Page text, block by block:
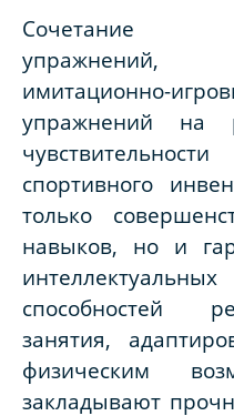
Сочетание
упражнений,
имитационно-
упражнений на
спортивного
только
навыков, но и
способностей
занятия,
физическим
закладывают